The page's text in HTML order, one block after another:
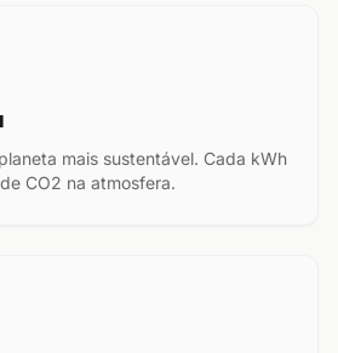
mais sustentável. Cada kWh
CO2 na atmosfera.